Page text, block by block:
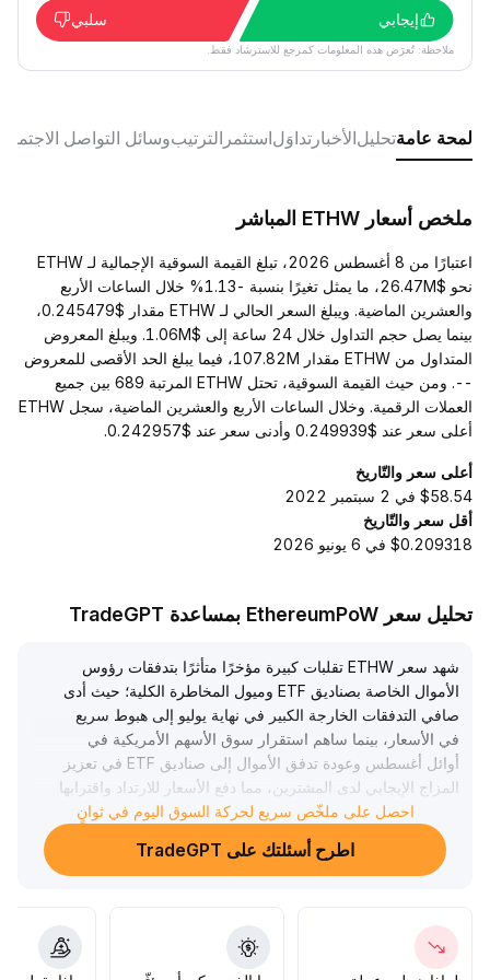
إيجابي سلبي
ملاحظة: تُعرَض هذه المعلومات كمرجع للاسترشاد فقط.
لمحة عامةتحليلالأخبار تداوَلاستثمر الترتيبوسائل التواصل
ملخص أسعار ETHW المباشر
اعتبارًا من 8 أغسطس 2026، تبلغ القيمة السوقية الإجمالية لـ ETHW
نحو $26.47M، ما يمثل تغيرًا بنسبة -1.13% خلال الساعات الأربع
والعشرين الماضية. ويبلغ السعر الحالي لـ ETHW مقدار $0.245479،
بينما يصل حجم التداول خلال 24 ساعة إلى $1.06M. ويبلغ المعروض
المتداول من ETHW مقدار 107.82M، فيما يبلغ الحد الأقصى للمعروض
--. ومن حيث القيمة السوقية، تحتل ETHW المرتبة 689 بين جميع
العملات الرقمية. وخلال الساعات الأربع والعشرين الماضية، سجل ETHW
أعلى سعر عند $0.249939 وأدنى سعر عند $0.242957.
أعلى سعر والتّاريخ
$58.54 في 2 سبتمبر 2022
أقل سعر والتّاريخ
$0.209318 في 6 يونيو 2026
تحليل سعر EthereumPoW بمساعدة TradeGPT
شهد سعر ETHW تقلبات كبيرة مؤخرًا متأثرًا بتدفقات رؤوس
الأموال الخاصة بصناديق ETF وميول المخاطرة الكلية؛ حيث أدى
صافي التدفقات الخارجة الكبير في نهاية يوليو إلى هبوط سريع
في الأسعار، بينما ساهم استقرار سوق الأسهم الأمريكية في
أوائل أغسطس وعودة تدفق الأموال إلى صناديق ETF في تعزيز
المزاج الإيجابي لدى المشترين، مما دفع الأسعار للارتداد واقترابها
من منطقة المقاومة الرئيسية عند 0 .
250 دولار
يُنصح بمراقبة فعالية الدعم في نطاق 0 .
منطقة 0
250-0
احصل على ملخّص سريع لحركة السوق اليوم في ثوانٍ
اطرح أسئلتك على TradeGPT